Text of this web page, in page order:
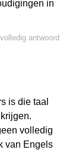
in
antwoord
is die taal
volledig
van Engels